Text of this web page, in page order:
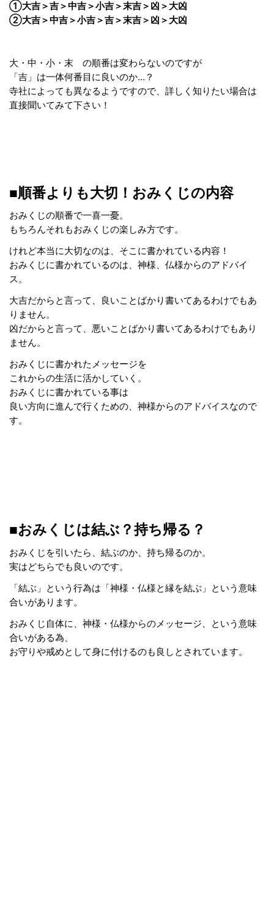
①大吉＞吉＞中吉＞小吉＞末吉＞凶＞大凶
②大吉＞中吉＞小吉＞吉＞末吉＞凶＞大凶
大・中・小・末 の順番は変わらないのですが
「吉」は一体何番目に良いのか…？
寺社によっても異なるようですので、詳しく知りたい場合は
直接聞いてみて下さい！
■順番よりも大切！おみくじの内容
おみくじの順番で一喜一憂。
もちろんそれもおみくじの楽しみ方です。
けれど本当に大切なのは、そこに書かれている内容！
おみくじに書かれているのは、神様、仏様からのアドバイ
ス。
大吉だからと言って、良いことばかり書いてあるわけでもあ
りません。
凶だからと言って、悪いことばかり書いてあるわけでもあり
ません。
おみくじに書かれたメッセージを
これからの生活に活かしていく。
おみくじに書かれている事は
良い方向に進んで行くための、神様からのアドバイスなので
す。
■おみくじは結ぶ？持ち帰る？
おみくじを引いたら、結ぶのか、持ち帰るのか。
実はどちらでも良いのです。
「結ぶ」という行為は「神様・仏様と縁を結ぶ」という意味
合いがあります。
おみくじ自体に、神様・仏様からのメッセージ、という意味
合いがある為、
お守りや戒めとして身に付けるのも良しとされています。